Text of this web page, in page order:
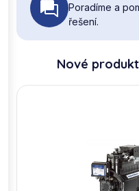
Poradíme a
řešení.
Nové